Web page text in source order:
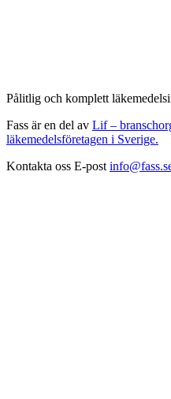
Pålitlig och komplett
Fass är en del av Lif –
läkemedelsföretagen i Sverige.
Kontakta oss E-post